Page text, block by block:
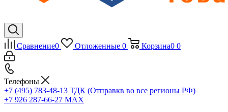
Сравнение0 Отложенные 0 Корзина0 0
Телефоны
+7 (495) 783-48-13 ТДК (Отправкв во все регионы РФ)
+7 926 287-66-27 МАХ